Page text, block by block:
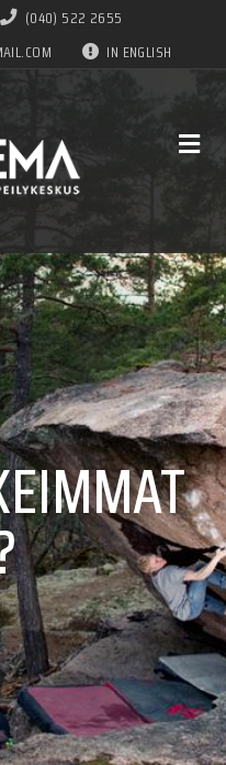
(040) 522 2655
IN ENGLISH